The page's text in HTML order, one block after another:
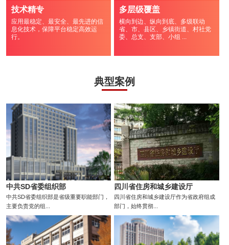
技术精专
应用最稳定、最安全、最先进的信
息化技术，保障平台稳定高效运
行。
多层级覆盖
横向到边、纵向到底、多级联动
省、市、县区、乡镇街道、村社党
委、总支、支部、小组 ...
典型案例
中共SD省委组织部
中共SD省委组织部是省级重要职能部门，
主要负责党的组...
四川省住房和城乡建设厅
四川省住房和城乡建设厅作为省政府组成
部门，始终贯彻...